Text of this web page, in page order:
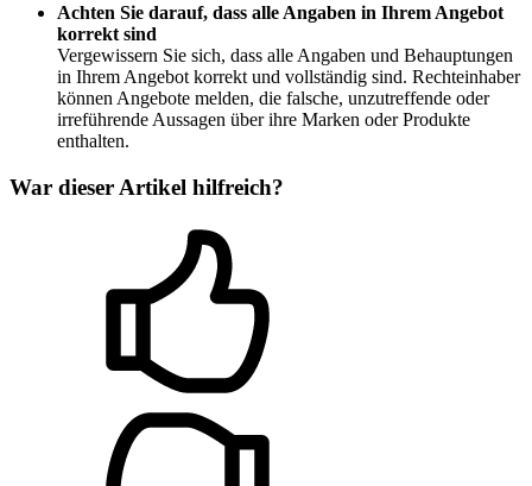
Achten Sie darauf, dass alle Angaben in Ihrem Angebot
korrekt sind
Vergewissern Sie sich, dass alle Angaben und Behauptungen
in Ihrem Angebot korrekt und vollständig sind. Rechteinhaber
können Angebote melden, die falsche, unzutreffende oder
irreführende Aussagen über ihre Marken oder Produkte
enthalten.
War dieser Artikel hilfreich?